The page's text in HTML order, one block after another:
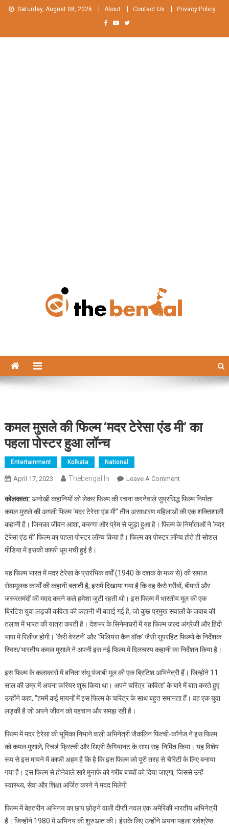
Skip
Saturday, August 08, 2026 About Contact Us Privacy Policy
कमल मुसले की फिल्म ‘मदर टेरेसा एंड मी’ का
पहला पोस्टर हुआ लॉन्च
Entertainment Kolkata National
April 17, 2023 Thebengal.in Leave A CommentOn
मुसले
की
फिल्म
‘मदर
मी’
का
पहला
पोस्टर
हुआ
लॉन्च
कोलकाता: अनोखी कहानियों को लेकर फिल्म की रचना करनेवाले सुप्रसिद्ध फिल्म निर्माता
कमल मुसले की अगली फिल्म ‘मदर टेरेसा एंड मी” तीन असाधारण महिलाओं की एक शक्तिशाली
कहानी है। जिनका जीवन आशा, करुणा और प्रेम से जुड़ा हुआ है। फिल्म के निर्माताओं ने ‘मदर
टेरेसा एंड मी’ फिल्म का पहला पोस्टर लॉन्च किया है। फिल्म का पोस्टर लॉन्च होते ही सोशल
मीडिया में इसकी काफी धूम मची हुई है।
यह फिल्म भारत में मदर टेरेसा के प्रारंभिक वर्षों (1940 के दशक के मध्य से) की समाज
सेवामूलक कार्यों की कहानी बताती है, इसमें दिखाया गया है कि वह कैसे गरीबों, बीमारों और
जरूरतमंदों की मदद करने कले हमेशा जुटी रहती थी। इस फिल्म में भारतीय मूल की एक
ब्रिटिश युवा लड़की कविता की कहानी भी बताई गई है, जो कुछ प्रमुख सवालों के जवाब की
तलाश में भारत की यात्रा करती है। देशभर के सिनेमाघरों में यह फिल्म जल्द अंग्रेजी और हिंदी
भाषा में रिलीज होगी। ‘कैरी वेस्टर्न’ और ‘मिलियंस कैन वॉक’ जैसी सुपरहिट फिल्मों के निर्देशक
स्विस/भारतीय कमल मुसाले ने अपनी इस नई फिल्म में दिलचस्प कहानी का निर्देशन किया है।
इस फिल्म के कलाकारों में बनिता संधू पंजाबी मूल की एक ब्रिटिश अभिनेत्री हैं। जिन्होंने 11
साल की उम्र में अपना करियर शुरू किया था। अपने चरित्र ‘कविता’ के बारे में बात करते हुए
उन्होंने कहा, “हममें कई मायनों में इस फिल्म के चरित्र के साथ बहुत समानता हैं। वह एक युवा
लड़की है जो अपने जीवन को पहचान और समझ रही है।
फिल्म में मदर टेरेसा की भूमिका निभाने वाली अभिनेत्री जैकलिन फित्ची-कॉर्नज ने इस फिल्म
को कमल मुसाले, रिचर्ड फ्रित्ची और थिएरी कैगियानट के साथ सह-निर्मित किया। यह विशेष
रूप से इस मायने में काफी अहम है कि है कि इस फिल्म को पूरी तरह से चैरिटी के लिए बनाया
गया है। इस फिल्म से होनेवाले सारे मुनाफे को गरीब बच्चों को दिया जाएगा, जिससे उन्हें
स्वास्थ्य, सेवा और शिक्षा अर्जित करने ने मदद मिलेगी
फिल्म में बेहतरीन अभिनय का छाप छोड़ने वाली दीप्ती नवल एक अमेरिकी भारतीय अभिनेत्री
हैं। जिन्होंने 1980 में अभिनय की शुरुआत की। ईसके लिए उन्होंने अपना पहला सर्वश्रेष्ठ